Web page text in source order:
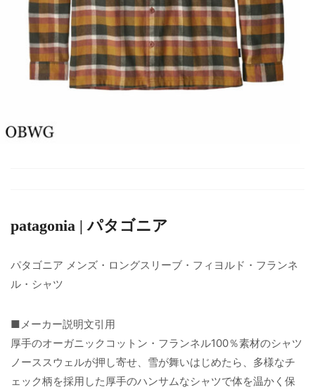
patagonia | パタゴニア
パタゴニア メンズ・ロングスリーブ・フィヨルド・フランネ
ル・シャツ
■メーカー説明文引用
厚手のオーガニックコットン・フランネル100％素材のシャツ
ノーススウェルが押し寄せ、雪が舞いはじめたら、多様なチ
ェック柄を採用した厚手のハンサムなシャツで体を温かく保